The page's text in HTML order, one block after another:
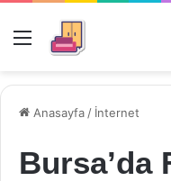
Menü
Anasayfa / İnternet
Bursa’da